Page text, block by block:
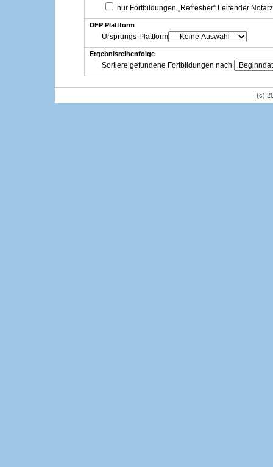
nur Fortbildungen „Refresher“ Leitender
DFP Plattform
Ursprungs-Plattform
Ergebnisreihenfolge
Sortiere gefundene Fortbildungen nach
(c)